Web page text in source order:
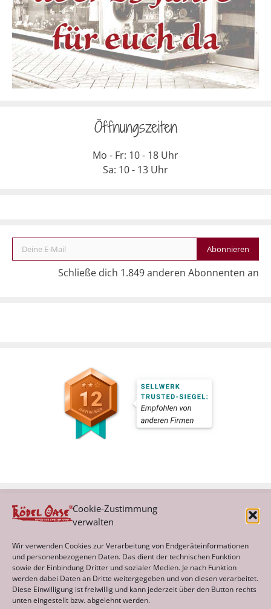
Cookie-Zustimmung
verwalten
Wir verwenden Cookies zur Verarbeitung von Endgeräteinformationen
und personenbezogenen Daten. Das dient der technischen Funktion
sowie der Einbindung Dritter und sozialer Medien. Je nach Funktion
werden dabei Daten an Dritte weitergegeben und von diesen verarbeitet.
Diese Einwilligung ist freiwillig und kann jederzeit über den Button rechts
unten eingestellt bzw. abgelehnt werden.
Öffnungszeiten
Mo - Fr: 10 - 18 Uhr
Sa: 10 - 13 Uhr
Deine E-Mail
Abonnieren
Schließe dich 1.849 anderen Abonnenten an
Archiv